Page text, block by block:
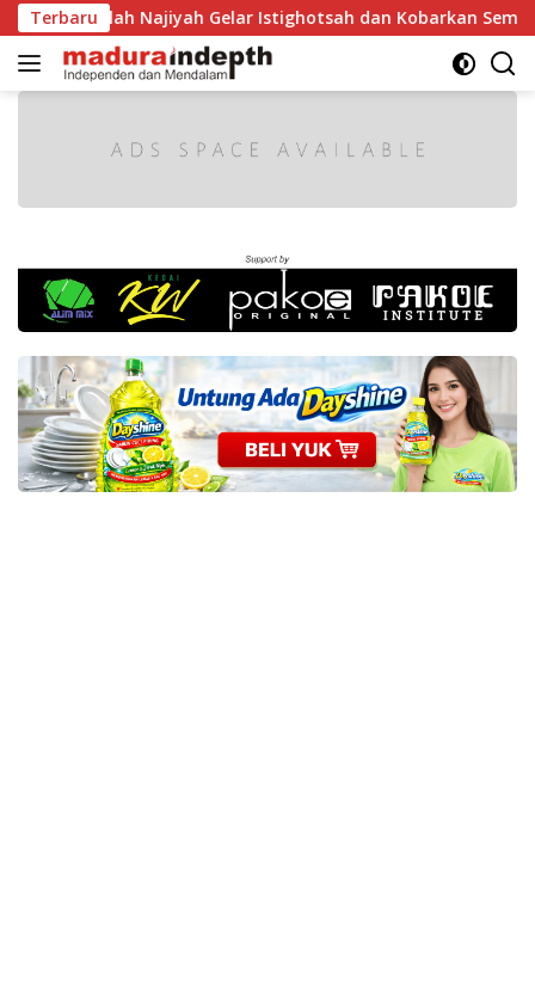
Langsung
ke
konten
TerbaruNajiyah Gelar Istighotsah dan Kobarkan Semangat